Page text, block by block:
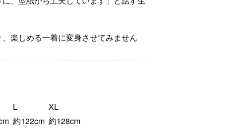
楽しめる一着に変身させてみません
L
XL
約122cm 約128cm